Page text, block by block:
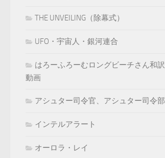
THE UNVEILING（除幕式）
UFO・宇宙人・銀河連合
はろーふろーむロングビーチさん和訳
動画
アシュター司令官、アシュター司令部
インテルアラート
オーロラ・レイ